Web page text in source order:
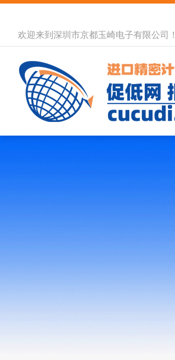
欢迎来到深圳市京都玉崎电子有限公司！